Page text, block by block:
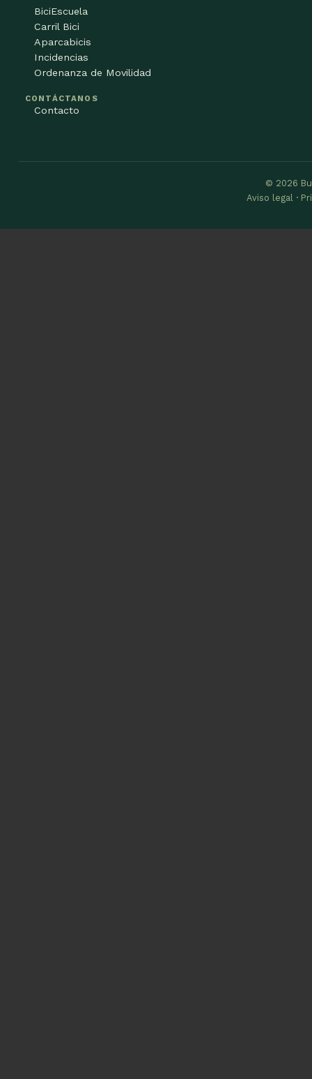
BiciEscuela
Carril Bici
Aparcabicis
Incidencias
Ordenanza de Movilidad
CONTÁCTANOS
Contacto
© 2026
Aviso legal ·